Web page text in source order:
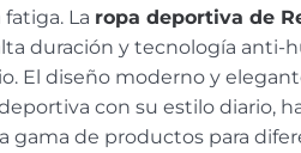
La ropa deportiva de
duración y tecnología anti-
El diseño moderno y
con su estilo diario,
gama de productos para